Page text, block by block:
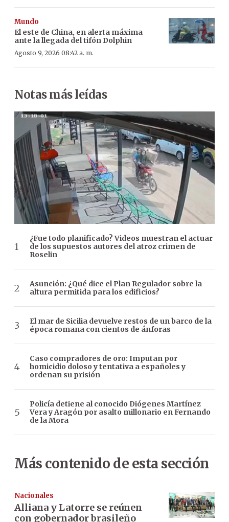
Mundo
El este de China, en alerta máxima
ante la llegada del tifón Dolphin
Agosto 9, 2026 08:42 a. m.
Notas más leídas
¿Fue todo planificado? Videos muestran el actuar
de los supuestos autores del atroz crimen de
Roselin
Asunción: ¿Qué dice el Plan Regulador sobre la
altura permitida para los edificios?
El mar de Sicilia devuelve restos de un barco de la
época romana con cientos de ánforas
Caso compradores de oro: Imputan por
homicidio doloso y tentativa a españoles y
ordenan su prisión
Policía detiene al conocido Diógenes Martínez
Vera y Aragón por asalto millonario en Fernando
de la Mora
Más contenido de esta sección
Nacionales
Alliana y Latorre se reúnen
con gobernador brasileño